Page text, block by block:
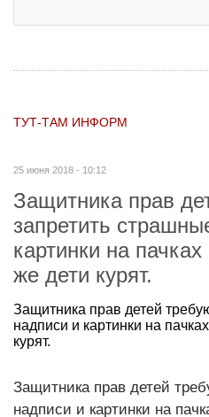
ТУТ-ТАМ ИНФОРМ
25 июня 2018 - 10:12
Защитника прав
запретить
картинки на
же дети курят.
Защитника прав детей
надписи и картинки на
курят.
Защитника прав детей
надписи и картинки на